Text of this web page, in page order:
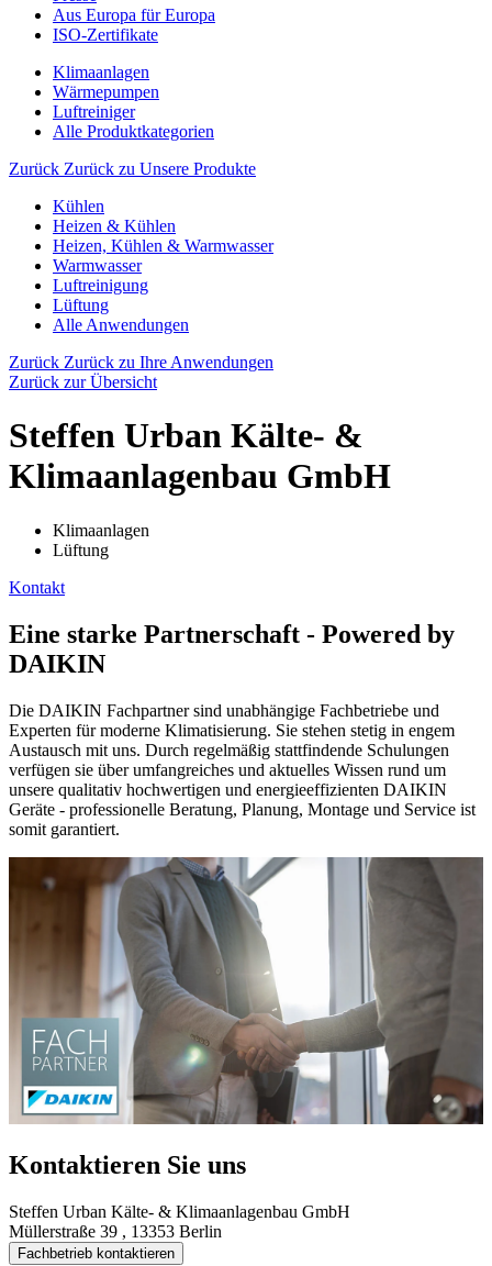
Aus Europa für Europa
ISO-Zertifikate
Klimaanlagen
Wärmepumpen
Luftreiniger
Alle Produktkategorien
Zurück Zurück zu Unsere Produkte
Kühlen
Heizen & Kühlen
Heizen, Kühlen & Warmwasser
Warmwasser
Luftreinigung
Lüftung
Alle Anwendungen
Zurück Zurück zu Ihre Anwendungen
Zurück zur Übersicht
Steffen Urban Kälte- &
Klimaanlagenbau GmbH
Klimaanlagen
Lüftung
Kontakt
Eine starke Partnerschaft - Powered by
DAIKIN
Die DAIKIN Fachpartner sind unabhängige Fachbetriebe und
Experten für moderne Klimatisierung. Sie stehen stetig in engem
Austausch mit uns. Durch regelmäßig stattfindende Schulungen
verfügen sie über umfangreiches und aktuelles Wissen rund um
unsere qualitativ hochwertigen und energieeffizienten DAIKIN
Geräte - professionelle Beratung, Planung, Montage und Service ist
somit garantiert.
Kontaktieren Sie uns
Steffen Urban Kälte- & Klimaanlagenbau GmbH
Müllerstraße 39 , 13353 Berlin
Fachbetrieb kontaktieren